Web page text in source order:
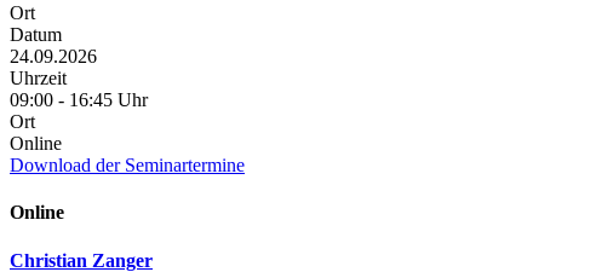
Ort
Datum
24.09.2026
Uhrzeit
09:00 - 16:45 Uhr
Ort
Online
Download der Seminartermine
Online
Christian Zanger